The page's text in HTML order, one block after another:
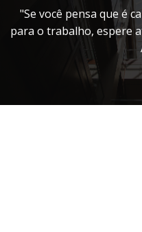
"Se você pensa que é
para o trabalho, espere